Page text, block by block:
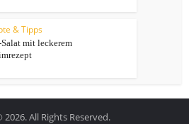
& Tipps
Salat mit leckerem
All Rights Reserved.